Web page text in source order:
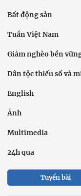
Bất động sản
Tuần Việt Nam
Giảm nghèo bền
Dân tộc thiểu số và
English
Ảnh
Multimedia
24h qua
Tuyến bài